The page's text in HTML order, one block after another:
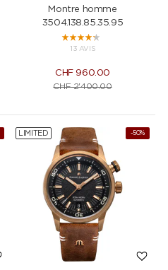
Montre homme
3504.138.85.35.95
13 AVIS
CHF 960.00
CHF2'400.00
-50%
LIMITED